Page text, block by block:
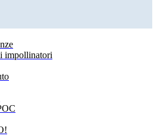
impollinatori